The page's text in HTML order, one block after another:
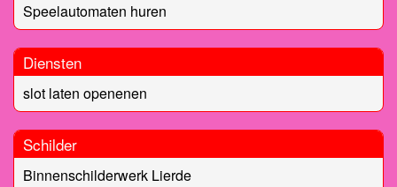
Speelautomaten huren
Diensten
slot laten openenen
Schilder
Binnenschilderwerk Lierde